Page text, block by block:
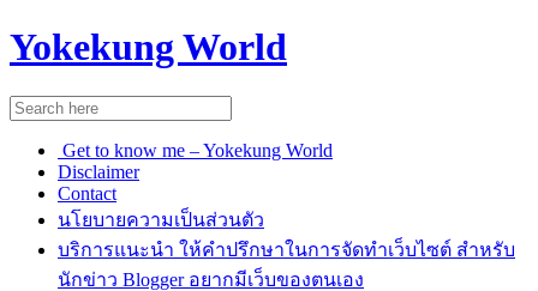
Yokekung World
Get to know me – Yokekung World
Disclaimer
Contact
นโยบายความเป็นส่วนตัว
บริการแนะนำ ให้คำปรึกษาในการจัดทำเว็บไซต์ สำหรับ
นักข่าว Blogger อยากมีเว็บของตนเอง